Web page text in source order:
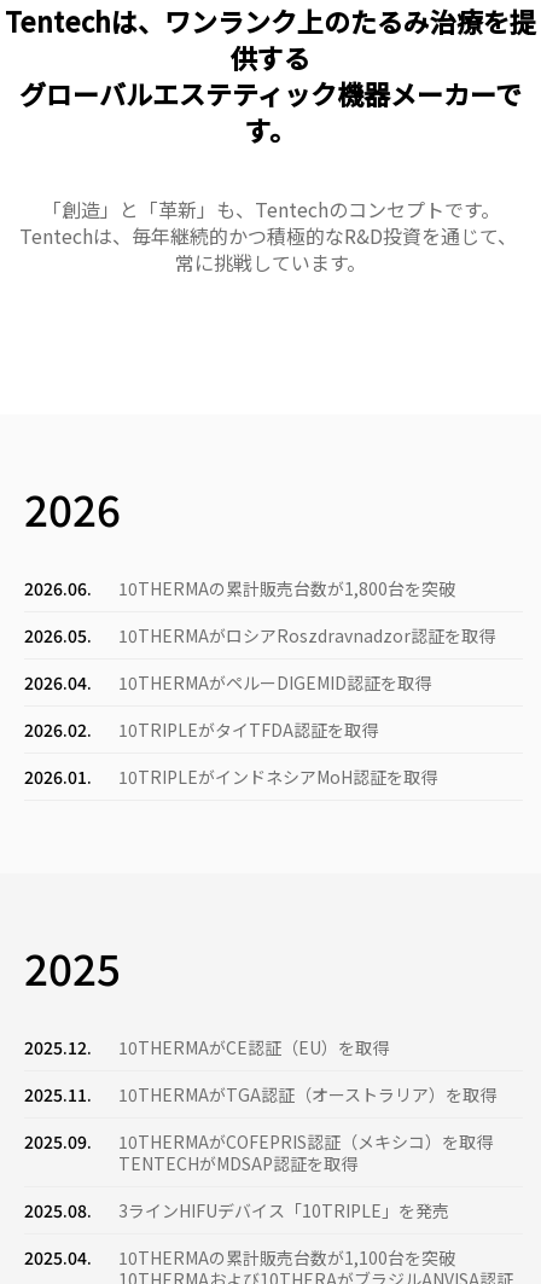
Tentechは、ワンランク上のたるみ治療を提
供する
グローバルエステティック機器メーカーで
す。
「創造」と「革新」も、Tentechのコンセプトです。
Tentechは、毎年継続的かつ積極的なR&D投資を通じて、
常に挑戦しています。
2026
2026.06.
10THERMAの累計販売台数が1,800台を突破
2026.05.
10THERMAがロシアRoszdravnadzor認証を取得
2026.04.
10THERMAがペルーDIGEMID認証を取得
2026.02.
10TRIPLEがタイTFDA認証を取得
2026.01.
10TRIPLEがインドネシアMoH認証を取得
2025
2025.12.
10THERMAがCE認証（EU）を取得
2025.11.
10THERMAがTGA認証（オース​​トラリア）を取得
2025.09.
10THERMAがCOFEPRIS認証（メキシコ）を取得
TENTECHがMDSAP認証を取得
2025.08.
3ラインHIFUデバイス「10TRIPLE」を発売
2025.04.
10THERMAの累計販売台数が1,100台を突破